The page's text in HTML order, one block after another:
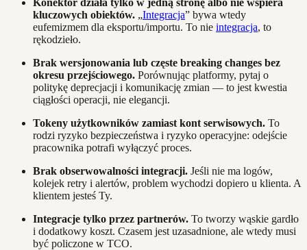
kluczowych obiektów. „Integracja” bywa wtedy
eufemizmem dla eksportu/importu. To nie integracja, to
rękodzieło.
Brak wersjonowania lub częste breaking changes bez
okresu przejściowego. Porównując platformy, pytaj o
politykę deprecjacji i komunikację zmian — to jest kwestia
ciągłości operacji, nie elegancji.
Tokeny użytkowników zamiast kont serwisowych. To
rodzi ryzyko bezpieczeństwa i ryzyko operacyjne: odejście
pracownika potrafi wyłączyć proces.
Brak obserwowalności integracji. Jeśli nie ma logów,
kolejek retry i alertów, problem wychodzi dopiero u klienta. A
klientem jesteś Ty.
Integracje tylko przez partnerów. To tworzy wąskie gardło
i dodatkowy koszt. Czasem jest uzasadnione, ale wtedy musi
być policzone w TCO.